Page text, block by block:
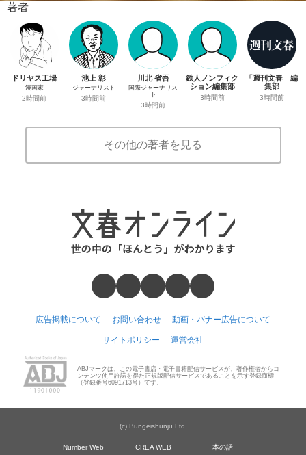
著者
ドリヤス工場
漫画家
2時間前
池上 彰
ジャーナリスト
3時間前
川北 省吾
国際ジャーナリス
ト
3時間前
鉄人ノンフィク
ション編集部
3時間前
「週刊文春」編
集部
3時間前
その他の著者を見る
広告掲載について お問い合わせ 動画・バナー広告について
サイトポリシー 運営会社
ABJマークは、この電子書店・電子書籍配信サービスが、著作権者からコ
ンテンツ使用許諾を得た正規版配信サービスであることを示す登録商標
（登録番号6091713号）です。
(c) Bungeishunju Ltd.
Number Web CREA WEB 本の話